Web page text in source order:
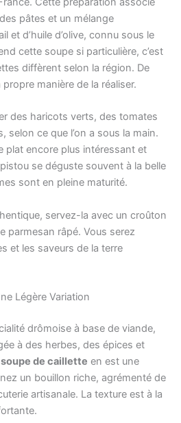
pâtes et un mélange
et d’huile d’olive, connu sous le
cette soupe si particulière, c’est
diffèrent selon la région. De
manière de la réaliser.
des haricots verts, des tomates
selon ce que l’on a sous la main.
plat encore plus intéressant et
se déguste souvent à la belle
sont en pleine maturité.
servez-la avec un croûton
parmesan râpé. Vous serez
et les saveurs de la terre
Légère Variation
drômoise à base de viande,
à des herbes, des épices et
soupe de caillette en est une
un bouillon riche, agrémenté de
artisanale. La texture est à la